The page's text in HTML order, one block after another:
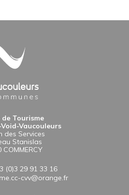
Tourisme
Vaucouleurs
des Services
Stanislas
COMMERCY
(0)3 29 91 33 16
cvv@orange.fr